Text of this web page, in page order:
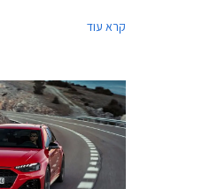
חולקות מכלולים רבים,
של
הנעה כפולה קוואטרו
תוך 3.9
קרא עוד